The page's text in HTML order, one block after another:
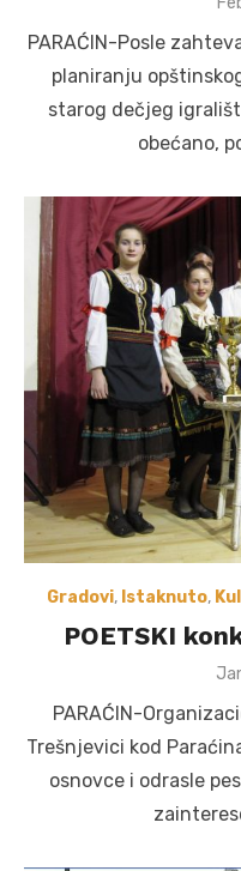
PARAĆIN-Posle
planiranju
starog dečjeg
obećano,
Gradovi, Istaknuto,
POETSKI
PARAĆIN-
Trešnjevici kod
osnovce i odrasle